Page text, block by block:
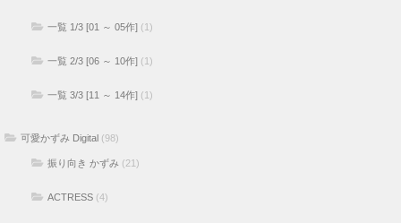
一覧 1/3 [01 ～ 05作] (1)
一覧 2/3 [06 ～ 10作] (1)
一覧 3/3 [11 ～ 14作] (1)
可愛かずみ Digital (98)
振り向き かずみ (21)
ACTRESS (4)